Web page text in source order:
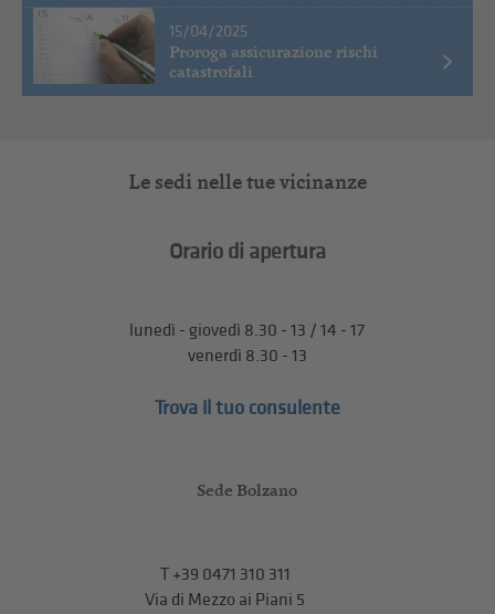
15/04/2025
Proroga assicurazione rischi
catastrofali
Le sedi nelle tue vicinanze
Orario di apertura
lunedì - giovedì 8.30 - 13 / 14 - 17
venerdì 8.30 - 13
Trova il tuo consulente
Sede Bolzano
T+39 0471 310 311
Via di Mezzo ai Piani 5